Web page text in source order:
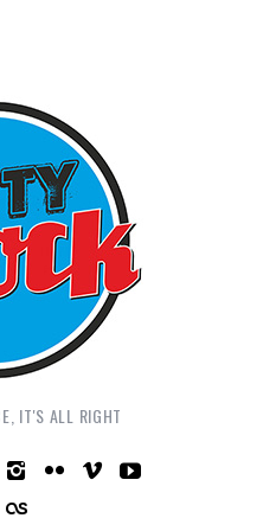
IT'S ALL RIGHT